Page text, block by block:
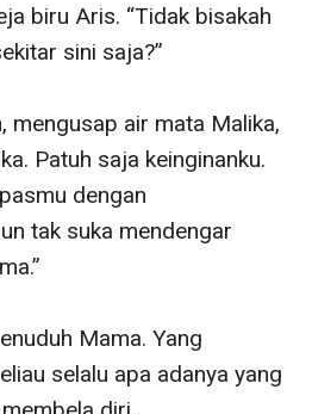
biru Aris. “Tidak bisakah
sini saja?”
mengusap air mata Malika,
Patuh saja keinginanku.
dengan
tak suka mendengar
Mama. Yang
selalu apa adanya yang